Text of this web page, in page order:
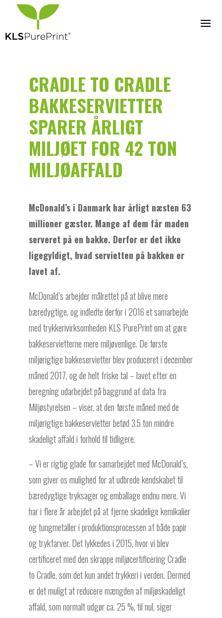
CRADLE TO CRADLE
BAKKESERVIETTER
SPARER ÅRLIGT
MILJØET FOR 42 TON
MILJØAFFALD
McDonald’s i Danmark har årligt næsten 63
millioner gæster. Mange af dem får maden
serveret på en bakke. Derfor er det ikke
ligegyldigt, hvad servietten på bakken er
lavet af.
McDonald’s arbejder målrettet på at blive mere
bæredygtige, og indledte derfor i 2016 et samarbejde
med trykkerivirksomheden KLS PurePrint om at gøre
bakkeservietterne mere miljøvenlige. De første
miljørigtige bakkeservietter blev produceret i december
måned 2017, og de helt friske tal – lavet efter en
beregning udarbejdet på baggrund af data fra
Miljøstyrelsen – viser, at den første måned med de
miljørigtige bakkeservietter betød 3.5 ton mindre
skadeligt affald i forhold til tidligere.
– Vi er rigtig glade for samarbejdet med McDonald’s,
som giver os mulighed for at udbrede kendskabet til
bæredygtige tryksager og emballage endnu mere. Vi
har i flere år arbejdet på at fjerne skadelige kemikalier
og tungmetaller i produktionsprocessen af både papir
og trykfarver. Det lykkedes i 2015, hvor vi blev
certificeret med den skrappe miljøcertificering Cradle
to Cradle, som det kun andet trykkeri i verden. Dermed
er det muligt at reducere mængden af miljøskadeligt
affald, som normalt udgør ca. 25 %, til nul, siger